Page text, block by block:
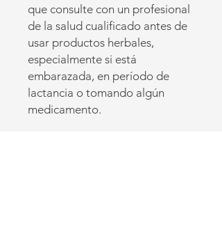
que consulte con un profesional
de la salud cualificado antes de
usar productos herbales,
especialmente si está
embarazada, en período de
lactancia o tomando algún
medicamento.